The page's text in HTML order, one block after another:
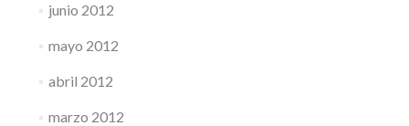
junio 2012
mayo 2012
abril 2012
marzo 2012